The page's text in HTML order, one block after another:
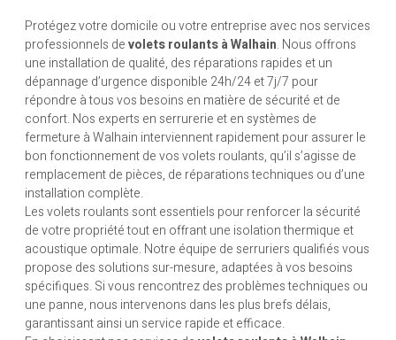
Protégez votre domicile ou votre entreprise avec nos services
professionnels devolets roulants à Walhain. Nous offrons
une installation de qualité, des réparations rapides et un
dépannage d’urgence disponible 24h/24 et 7j/7 pour
répondre à tous vos besoins en matière de sécurité et de
confort. Nos experts en serrurerie et en systèmes de
fermeture à Walhain interviennent rapidement pour assurer le
bon fonctionnement de vos volets roulants, qu’il s’agisse de
remplacement de pièces, de réparations techniques ou d’une
installation complète.
Les volets roulants sont essentiels pour renforcer la sécurité
de votre propriété tout en offrant une isolation thermique et
acoustique optimale. Notre équipe de serruriers qualifiés vous
propose des solutions sur-mesure, adaptées à vos besoins
spécifiques. Si vous rencontrez des problèmes techniques ou
une panne, nous intervenons dans les plus brefs délais,
garantissant ainsi un service rapide et efficace.